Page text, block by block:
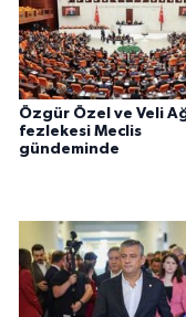
Özgür Özel ve Veli
fezlekesi Meclis
gündeminde